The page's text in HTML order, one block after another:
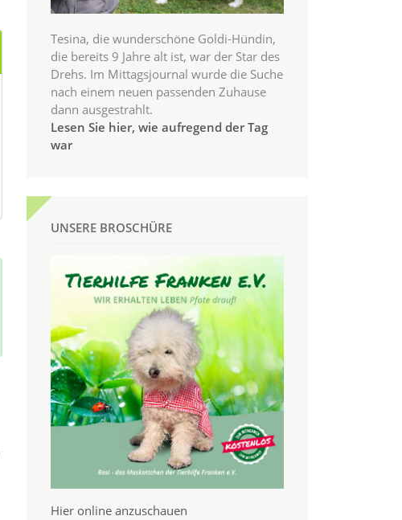
Tesina, die wunderschöne Goldi-Hündin,
die bereits 9 Jahre alt ist, war der Star des
Drehs. Im Mittagsjournal wurde die Suche
nach einem neuen passenden Zuhause
dann ausgestrahlt.
Lesen Sie hier, wie aufregend der Tag
war
UNSERE BROSCHÜRE
Hier online anzuschauen